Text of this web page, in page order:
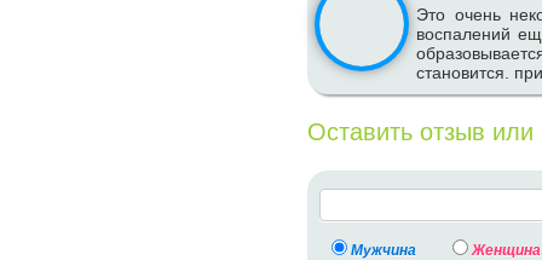
Это очень
воспалений
становится.
Оставить отзыв
Мужчина Женщина